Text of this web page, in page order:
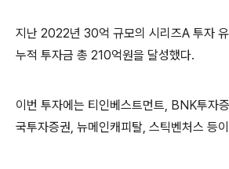
지난 2022년 30억 규모의 시리즈A 투자 유
누적 투자금 총 210억원을 달성했다.
이번 투자에는 티인베스트먼트, BNK투자
국투자증권, 뉴메인캐피탈, 스틱벤처스 등